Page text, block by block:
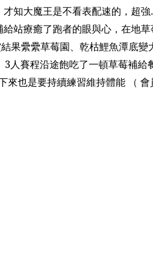
知大魔王是不看表配速的，超
給站療癒了跑者的眼與心，在地
果纍纍草莓園、乾枯鯉魚潭底變
3人賽程沿途飽吃了一頓草莓補給
來也是要持續練習維持體能 （ 會